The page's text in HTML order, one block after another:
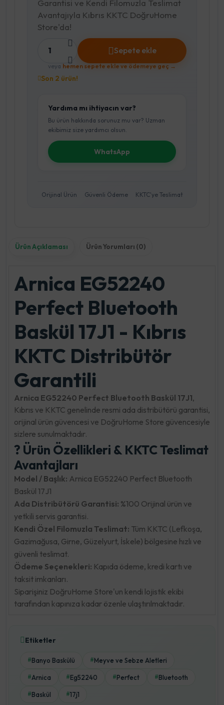
Garantisi ve Kendi Filomuzla Teslimat
Avantajıyla Kıbrıs KKTC DoğruHome
Store'da!
1 Sepete ekle
veya hemen sepete ekle ve ödemeye geç →
Son 2 ürün!
Yardıma mı ihtiyacın var?
Bu ürün hakkında sorunuz mu var? Uzman
ekibimiz size yardımcı olsun.
WhatsApp
Orijinal Ürün Güvenli Ödeme KKTC'ye Teslimat
Ürün Açıklaması Ürün Yorumları (0)
Arnica EG52240
Perfect Bluetooth
Baskül 17J1 - Kıbrıs
KKTC Distribütör
Garantili
Arnica EG52240 Perfect Bluetooth Baskül 17J1,
Kıbrıs ve KKTC genelinde resmi ada distribütörü garantisi,
orijinal ürün güvencesi ve DoğruHome Store güvencesiyle
sizlere sunulmaktadır.
? Ürün Özellikleri & KKTC Teslimat
Avantajları
Model / Başlık: Arnica EG52240 Perfect Bluetooth
Baskül 17J1
Ada Distribütörü Garantisi: %100 Orijinal ürün ve
yetkili servis garantisi.
Kendi Özel Filomuzla Teslimat: Tüm KKTC (Lefkoşa,
Gazimağusa, Girne, Güzelyurt, İskele) bölgesine hızlı ve
güvenli teslimat.
Ödeme Seçenekleri: Kapıda ödeme, kredi kartı ve
taksit imkanları.
Siparişiniz DoğruHome Store'un kendi lojistik ekibi
tarafından kapınıza kadar özenle ulaştırılmaktadır.
Etiketler
#Banyo Baskülü #Meyve ve Sebze Aletleri
#Arnica #Eg52240 #Perfect #Bluetooth
#Baskül #17j1